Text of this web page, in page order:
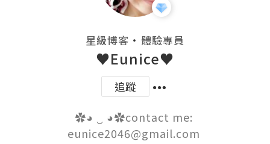
星級博客 ・ 體驗專員
♥Eunice♥
追蹤
✿◕ ‿ ◕✿contact me:
eunice2046@gmail.com